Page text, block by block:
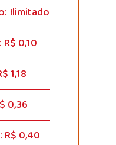
Ilimitado
0,10
1,18
0,36
R$ 0,40